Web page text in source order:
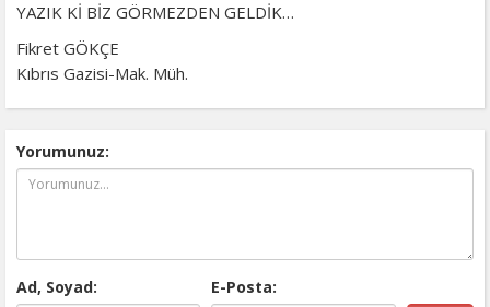
YAZIK Kİ BİZ GÖRMEZDEN GELDİK…
Fikret GÖKÇE
Kıbrıs Gazisi-Mak. Müh.
Yorumunuz:
Ad, Soyad: E-Posta: